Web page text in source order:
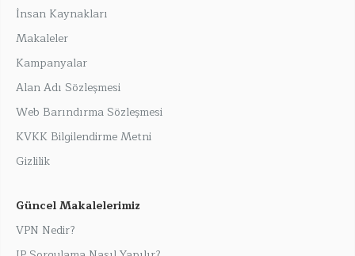
İnsan Kaynakları
Makaleler
Kampanyalar
Alan Adı Sözleşmesi
Web Barındırma Sözleşmesi
KVKK Bilgilendirme Metni
Gizlilik
Güncel Makalelerimiz
VPN Nedir?